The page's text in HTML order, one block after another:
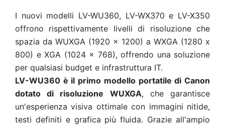
I nuovi modelli LV-WU360, LV-WX370 e LV-X350
offrono rispettivamente livelli di risoluzione che
spazia da WUXGA (1920 x 1200) a WXGA (1280 x
800) e XGA (1024 x 768), offrendo una soluzione
per qualsiasi budget e infrastruttura IT.
LV-WU360 è il primo modello portatile di Canon
dotato di risoluzione WUXGA, che garantisce
un'esperienza visiva ottimale con immagini nitide,
testi definiti e grafica più fluida. Grazie all'ampio